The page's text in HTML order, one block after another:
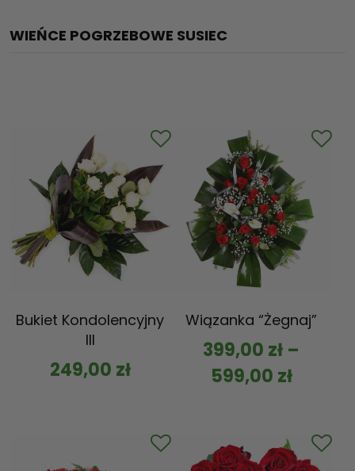
WIEŃCE POGRZEBOWE SUSIEC
Bukiet Kondolencyjny
III
249,00 zł
Wiązanka “Żegnaj”
399,00 zł –
599,00 zł